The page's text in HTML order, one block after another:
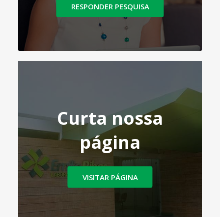
RESPONDER PESQUISA
Curta nossa
página
VISITAR PÁGINA